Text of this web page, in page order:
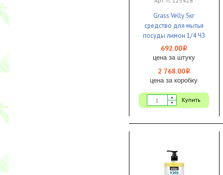
Grass Velly 5кг
средство для мытья
посуды лимон 1/4 ЧЗ
692.00i
цена за штуку
2 768.00i
цена за коробку
Купить